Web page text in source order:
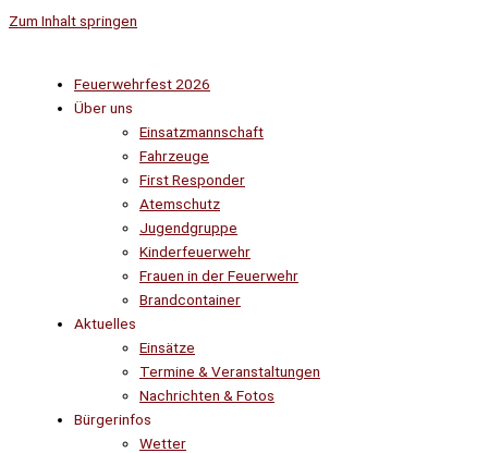
Zum Inhalt springen
Feuerwehrfest 2026
Über uns
Einsatzmannschaft
Fahrzeuge
First Responder
Atemschutz
Jugendgruppe
Kinderfeuerwehr
Frauen in der Feuerwehr
Brandcontainer
Aktuelles
Einsätze
Termine & Veranstaltungen
Nachrichten & Fotos
Bürgerinfos
Wetter